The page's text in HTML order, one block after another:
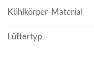
Kühlkörper-Material
Lüftertyp